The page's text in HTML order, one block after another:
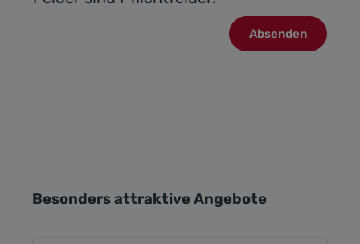
Absenden
Produktgalerie überspringen
Besonders attraktive Angebote